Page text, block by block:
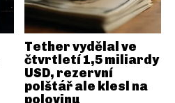
Tether vydělal ve
čtvrtletí 1,5 miliardy
USD, rezervní
polštář ale klesl na
polovinu